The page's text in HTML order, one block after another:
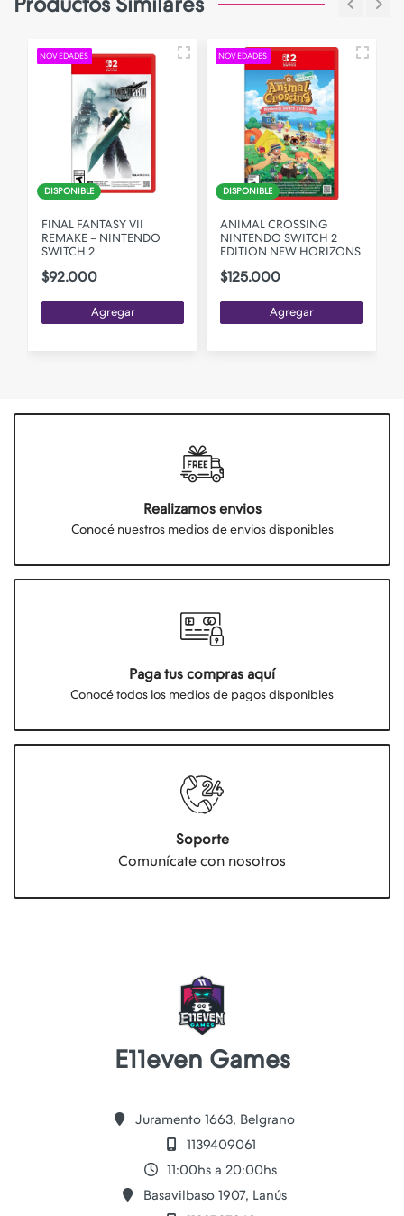
NOVEDADES
DISPONIBLE
FINAL FANTASY VII
REMAKE – NINTENDO
SWITCH 2
$92.000
Agregar
NOVEDADES
DISPONIBLE
ANIMAL CROSSING
NINTENDO SWITCH 2
EDITION NEW HORIZONS
$125.000
Agregar
Realizamos envios
Conocé nuestros medios de envios disponibles
Paga tus compras aquí
Conocé todos los medios de pagos disponibles
Soporte
Comunícate con nosotros
E11even Games
Juramento 1663, Belgrano
1139409061
11:00hs a 20:00hs
Basavilbaso 1907, Lanús